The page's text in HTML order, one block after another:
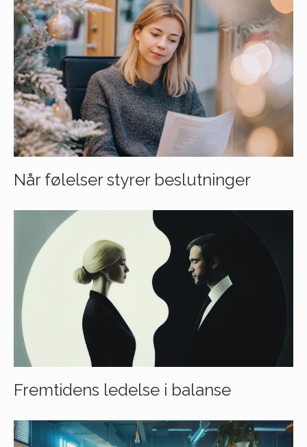
Når følelser styrer beslutninger
Fremtidens ledelse i balanse